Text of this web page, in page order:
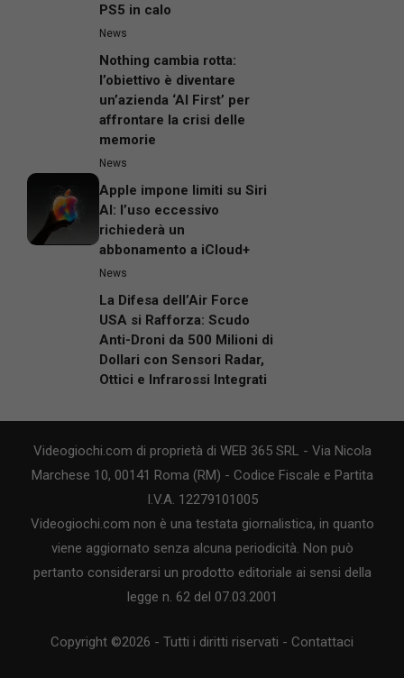
PS5 in calo
News
Nothing cambia rotta:
l’obiettivo è diventare
un’azienda ‘AI First’ per
affrontare la crisi delle
memorie
News
Apple impone limiti su Siri
AI: l’uso eccessivo
richiederà un
abbonamento a iCloud+
News
La Difesa dell’Air Force
USA si Rafforza: Scudo
Anti-Droni da 500 Milioni di
Dollari con Sensori Radar,
Ottici e Infrarossi Integrati
Videogiochi.com di proprietà di WEB 365 SRL - Via Nicola
Marchese 10, 00141 Roma (RM) - Codice Fiscale e Partita
I.V.A. 12279101005
Videogiochi.com non è una testata giornalistica, in quanto
viene aggiornato senza alcuna periodicità. Non può
pertanto considerarsi un prodotto editoriale ai sensi della
legge n. 62 del 07.03.2001
Copyright ©2026 - Tutti i diritti riservati - Contattaci